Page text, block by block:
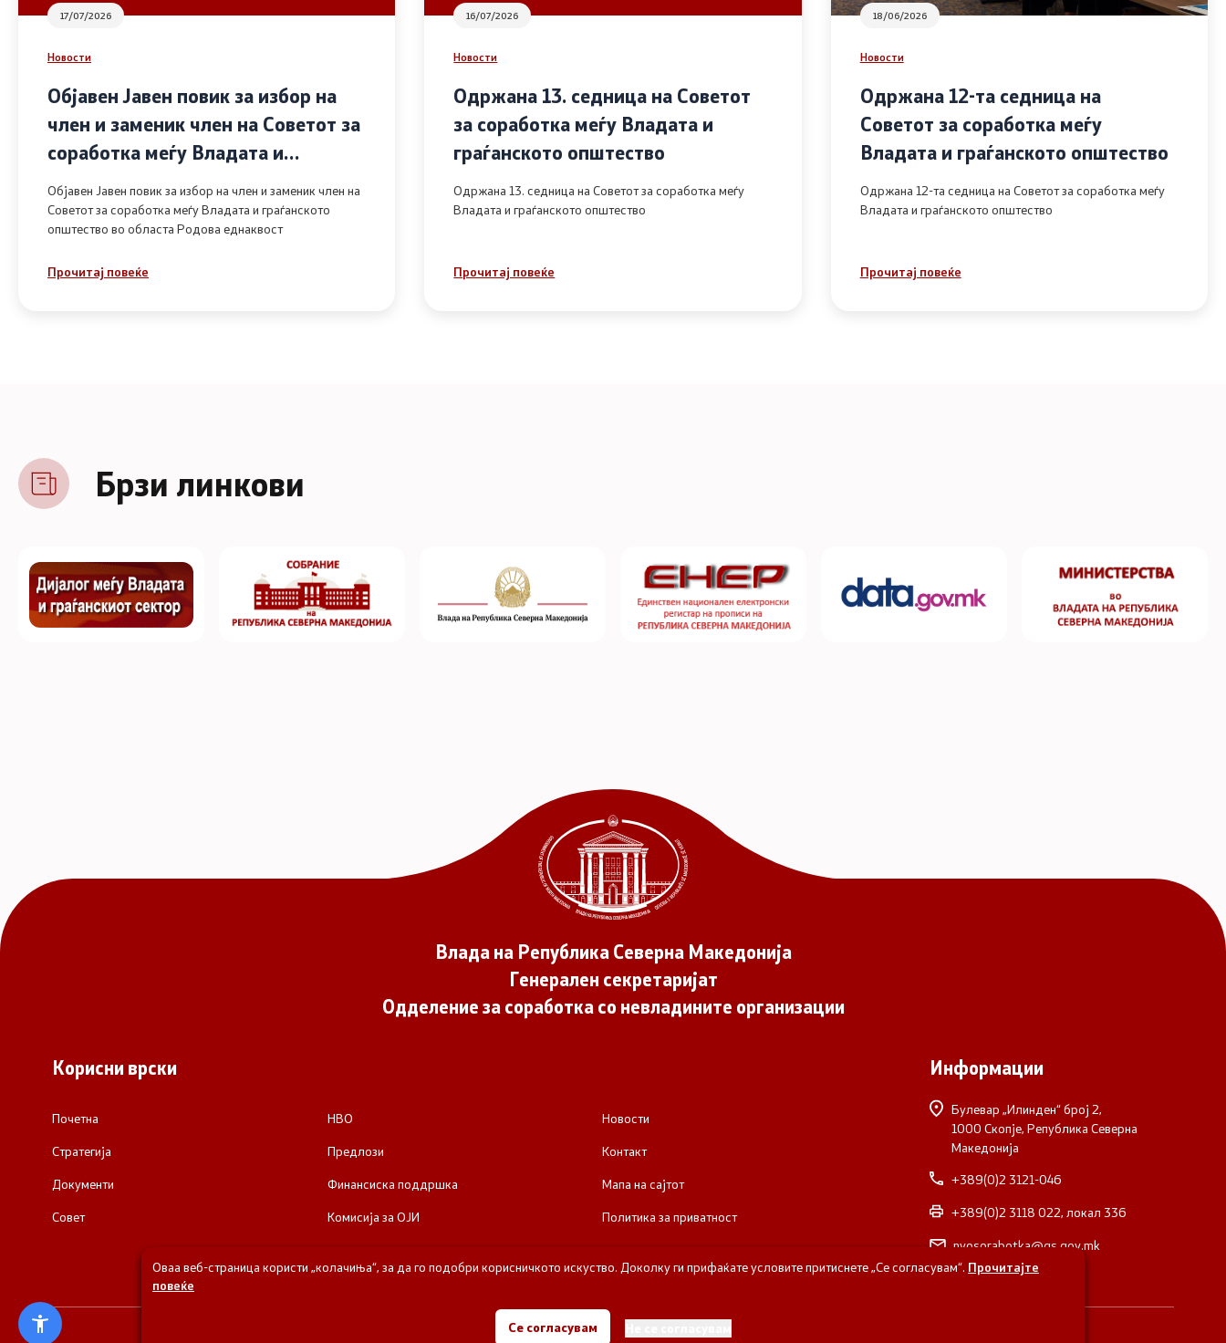
17/07/2026
Новости
Објавен Јавен повик за избор на
член и заменик член на Советот за
соработка меѓу Владата и
граѓанското општество во областа
Родова еднаквост
Објавен Јавен повик за избор на член и заменик член на
Советот за соработка меѓу Владата и граѓанското
општество во областа Родова еднаквост
Прочитај повеќе
16/07/2026
Новости
Одржана 13. седница на Советот
за соработка меѓу Владата и
граѓанското општество
Одржана 13. седница на Советот за соработка меѓу
Владата и граѓанското општество
Прочитај повеќе
18/06/2026
Новости
Одржана 12-та седница на
Советот за соработка меѓу
Владата и граѓанското општество
Одржана 12-та седница на Советот за соработка меѓу
Владата и граѓанското општество
Прочитај повеќе
Брзи линкови
Влада на Република Северна Македонија
Генерален секретаријат
Одделение за соработка со невладините организации
Корисни врски
Почетна
Стратегија
Документи
Совет
НВО
Предлози
Финансиска поддршка
Комисија за ОЈИ
Новости
Контакт
Мапа на сајтот
Политика за приватност
Информации
Булевар „Илинден“ број 2,
1000 Скопје, Република Северна
Македонија
+389(0)2 3121-046
+389(0)2 3118 022, локал 336
nvosorabotka@gs.gov.mk
© 2026 Одделение за соработка со невладините организации - Влада на Република Северна Македонија
Оваа веб-страница користи „колачиња“, за да го подобри корисничкото искуство. Доколку ги прифаќате условите притиснете „Се согласувам“. Прочитајте
повеќе
Се согласувам